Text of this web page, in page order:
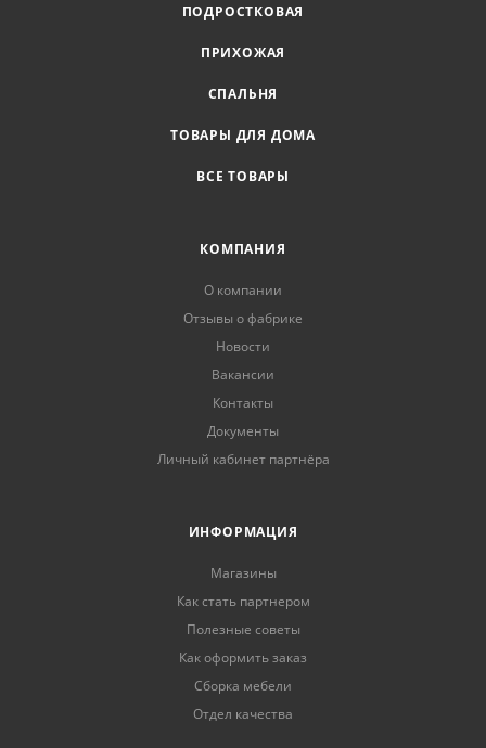
ПОДРОСТКОВАЯ
ПРИХОЖАЯ
СПАЛЬНЯ
ТОВАРЫ ДЛЯ ДОМА
ВСЕ ТОВАРЫ
КОМПАНИЯ
О компании
Отзывы о фабрике
Новости
Вакансии
Контакты
Документы
Личный кабинет партнёра
ИНФОРМАЦИЯ
Магазины
Как стать партнером
Полезные советы
Как оформить заказ
Сборка мебели
Отдел качества